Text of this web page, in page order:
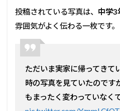
投稿されている写真は、 中学3
雰囲気がよく伝わる一枚です。
ただいま実家に帰ってきて
時の写真を見ていたのです
もまったく変わっていなく